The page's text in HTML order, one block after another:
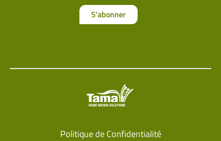
S’abonner
Politique de Confidentialité